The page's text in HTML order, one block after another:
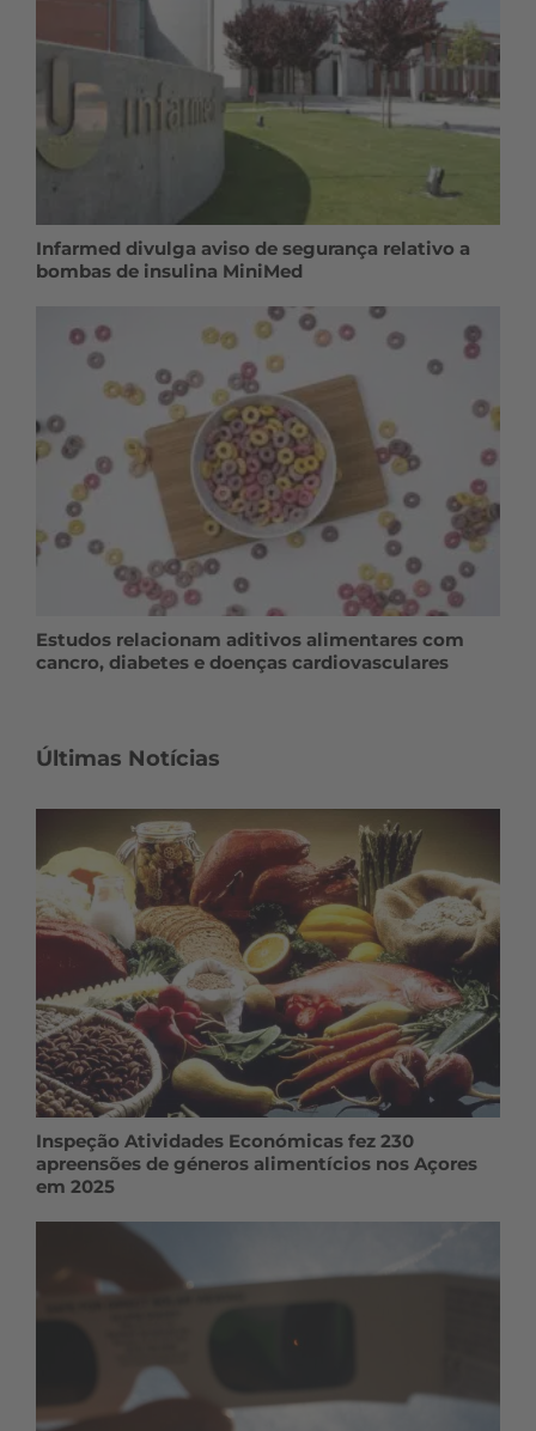
Infarmed divulga aviso de segurança relativo a
bombas de insulina MiniMed
Estudos relacionam aditivos alimentares com
cancro, diabetes e doenças cardiovasculares
Últimas Notícias
Inspeção Atividades Económicas fez 230
apreensões de géneros alimentícios nos Açores
em 2025